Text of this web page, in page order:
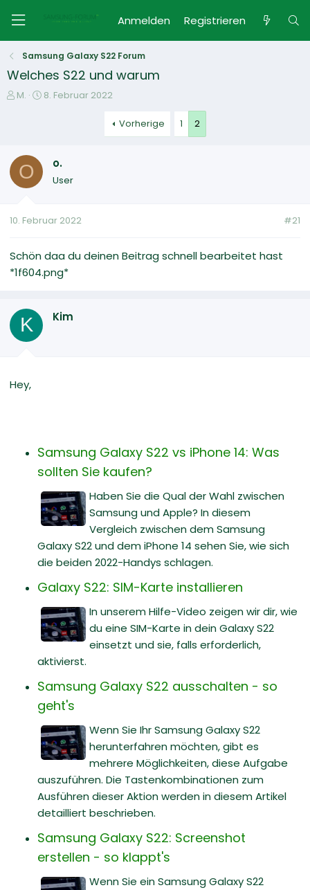
Anmelden Registrieren
Samsung Galaxy S22 Forum
Welches S22 und warum
E
e
M.
E
m
8. Februar 2022
Vorherige 1 2
O o.
User
10. Februar 2022 #21
Schön daa du deinen Beitrag schnell bearbeitet hast
*1f604.png*
K Kim
Hey,
Samsung Galaxy S22 vs iPhone 14: Was
sollten Sie kaufen?
Haben Sie die Qual der Wahl zwischen
Samsung und Apple? In diesem
Vergleich zwischen dem Samsung
Galaxy S22 und dem iPhone 14 sehen Sie, wie sich
die beiden 2022-Handys schlagen.
Galaxy S22: SIM-Karte installieren
In unserem Hilfe-Video zeigen wir dir, wie
du eine SIM-Karte in dein Galaxy S22
einsetzt und sie, falls erforderlich,
aktivierst.
Samsung Galaxy S22 ausschalten - so
geht's
Wenn Sie Ihr Samsung Galaxy S22
herunterfahren möchten, gibt es
mehrere Möglichkeiten, diese Aufgabe
auszuführen. Die Tastenkombinationen zum
Ausführen dieser Aktion werden in diesem Artikel
detailliert beschrieben.
Samsung Galaxy S22: Screenshot
erstellen - so klappt's
Wenn Sie ein Samsung Galaxy S22